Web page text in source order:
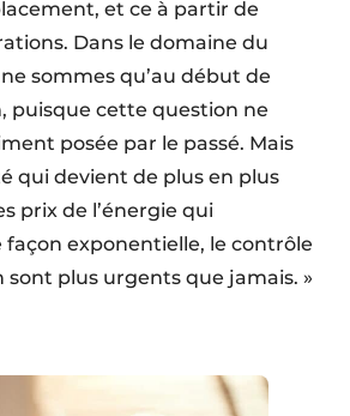
et ce à partir de
Dans le domaine du
sommes qu’au début de
puisque cette question ne
posée par le passé. Mais
qui devient de plus en plus
prix de l’énergie qui
exponentielle, le contrôle
sont plus urgents que jamais. »